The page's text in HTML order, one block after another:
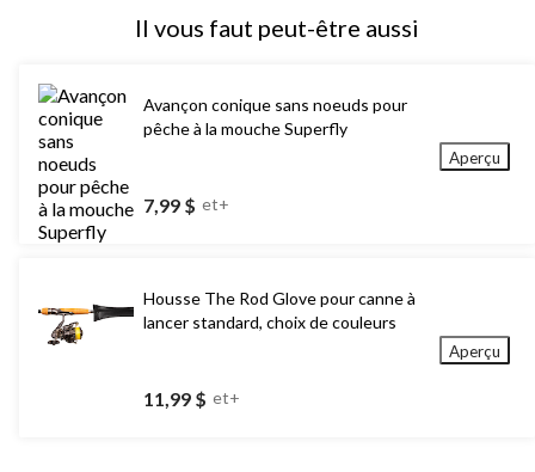
Il vous faut peut-être aussi
Avançon conique sans noeuds pour
pêche à la mouche Superfly
7,99 $ et+
Aperçu
Housse The Rod Glove pour canne à
lancer standard, choix de couleurs
11,99 $ et+
Aperçu